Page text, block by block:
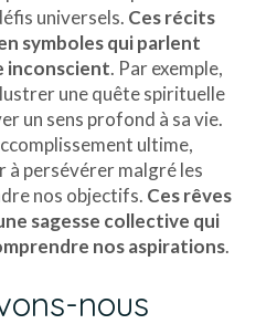
universels. Ces récits
symboles qui parlent
inconscient. Par exemple,
une quête spirituelle
un sens profond à sa vie.
ultime,
à persévérer malgré les
nos objectifs. Ces rêves
sagesse collective qui
nos aspirations.
nous